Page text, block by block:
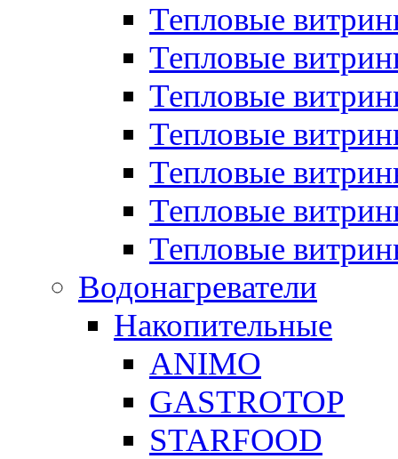
Тепловые
Тепловые
Тепловые
Тепловые
Тепловые
Тепловые
Тепловые
Водонагреватели
Накопительные
ANIMO
GASTROTOP
STARFOOD